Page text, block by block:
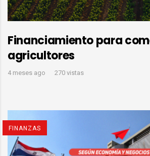
Financiamiento para
agricultores
4 meses ago 270 vistas
FINANZAS